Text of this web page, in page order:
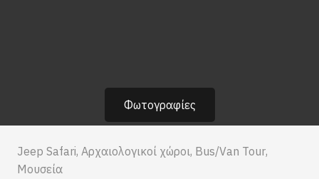
Φωτογραφίες
Jeep Safari, Αρχαιολογικοί χώροι, Bus/Van Tour,
Μουσεία